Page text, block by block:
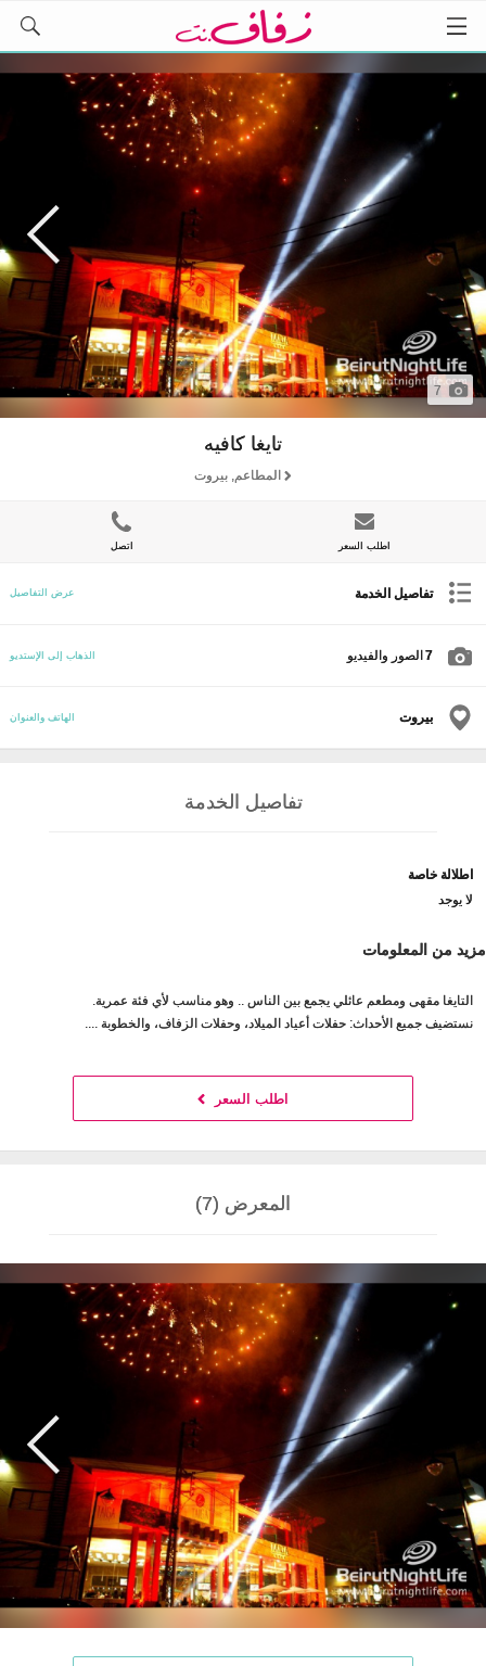
7
تايغا كافيه
المطاعم, بيروت
اطلب السعر اتصل
تفاصيل الخدمة عرض التفاصيل
7 الصور والفيديو الذهاب إلى الإستديو
بيروت الهاتف والعنوان
تفاصيل الخدمة
اطلالة خاصة
لا يوجد
مزيد من المعلومات
التايغا مقهى ومطعم عائلي يجمع بين الناس .. وهو مناسب لأي فئة عمرية.
نستضيف جميع الأحداث: حفلات أعياد الميلاد، وحفلات الزفاف، والخطوبة ....
اطلب السعر
المعرض (7)